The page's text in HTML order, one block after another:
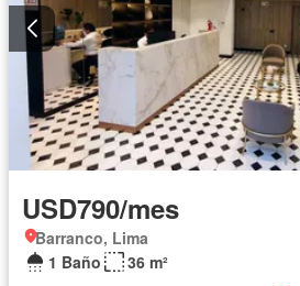
USD790/mes
Barranco, Lima
1 Baño
36 m²